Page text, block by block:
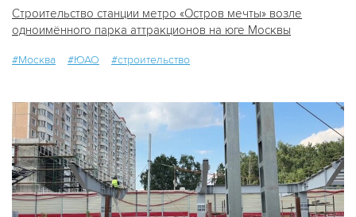
Строительство станции метро «Остров мечты» возле
одноимённого парка аттракционов на юге Москвы
#Москва #ЮАО #строительство